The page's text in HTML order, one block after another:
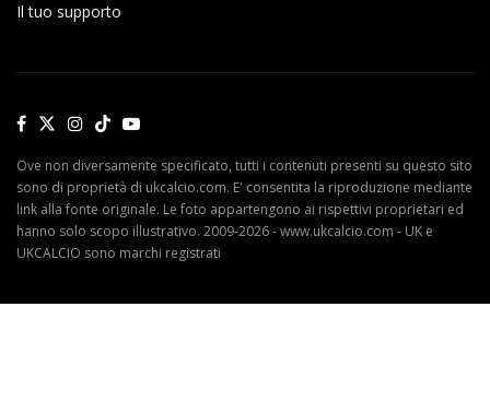
Il tuo supporto
Ove non diversamente specificato, tutti i contenuti presenti su questo sito
sono di proprietà di ukcalcio.com. E' consentita la riproduzione mediante
link alla fonte originale. Le foto appartengono ai rispettivi proprietari ed
hanno solo scopo illustrativo. 2009-2026 - www.ukcalcio.com - UK e
UKCALCIO sono marchi registrati